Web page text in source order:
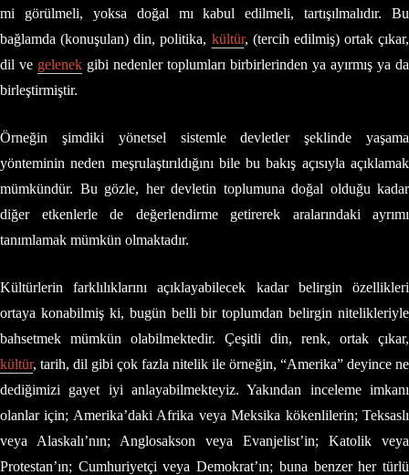
mi görülmeli, yoksa doğal mı kabul edilmeli, tartışılmalıdır. Bu
bağlamda (konuşulan) din, politika, kültür, (tercih edilmiş) ortak çıkar,
dil ve gelenek gibi nedenler toplumları birbirlerinden ya ayırmış ya da
birleştirmiştir.
Örneğin şimdiki yönetsel sistemle devletler şeklinde yaşama
yönteminin neden meşrulaştırıldığını bile bu bakış açısıyla açıklamak
mümkündür. Bu gözle, her devletin toplumuna doğal olduğu kadar
diğer etkenlerle de değerlendirme getirerek aralarındaki ayrımı
tanımlamak mümkün olmaktadır.
Kültürlerin farklılıklarını açıklayabilecek kadar belirgin özellikleri
ortaya konabilmiş ki, bugün belli bir toplumdan belirgin nitelikleriyle
bahsetmek mümkün olabilmektedir. Çeşitli din, renk, ortak çıkar,
kültür, tarih, dil gibi çok fazla nitelik ile örneğin, “Amerika” deyince ne
dediğimizi gayet iyi anlayabilmekteyiz. Yakından inceleme imkanı
olanlar için; Amerika’daki Afrika veya Meksika kökenlilerin; Teksaslı
veya Alaskalı’nın; Anglosakson veya Evanjelist’in; Katolik veya
Protestan’ın; Cumhuriyetçi veya Demokrat’ın; buna benzer her türlü